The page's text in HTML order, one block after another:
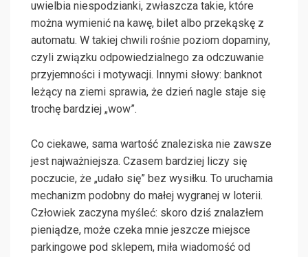
uwielbia niespodzianki, zwłaszcza takie, które
można wymienić na kawę, bilet albo przekąskę z
automatu. W takiej chwili rośnie poziom dopaminy,
czyli związku odpowiedzialnego za odczuwanie
przyjemności i motywacji. Innymi słowy: banknot
leżący na ziemi sprawia, że dzień nagle staje się
trochę bardziej „wow”.
Co ciekawe, sama wartość znaleziska nie zawsze
jest najważniejsza. Czasem bardziej liczy się
poczucie, że „udało się” bez wysiłku. To uruchamia
mechanizm podobny do małej wygranej w loterii.
Człowiek zaczyna myśleć: skoro dziś znalazłem
pieniądze, może czeka mnie jeszcze miejsce
parkingowe pod sklepem, miła wiadomość od